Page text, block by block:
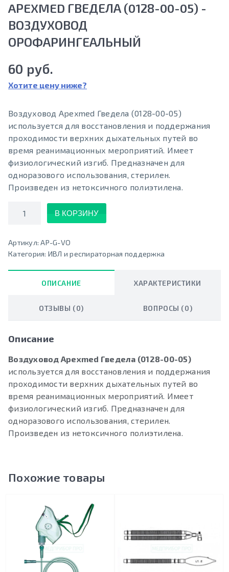
APEXMED ГВЕДЕЛА (0128-00-05) -
ВОЗДУХОВОД
ОРОФАРИНГЕАЛЬНЫЙ
60 руб.
Хотите цену ниже?
Воздуховод Apexmed Гведела (0128-00-05)
используется для восстановления и поддержания
проходимости верхних дыхательных путей во
время реанимационных мероприятий. Имеет
физиологический изгиб. Предназначен для
одноразового использования, стерилен.
Произведен из нетоксичного полиэтилена.
Количество
В КОРЗИНУ
Артикул:AP-G-VO
Категория: ИВЛ и респираторная поддержка
ОПИСАНИЕ ХАРАКТЕРИСТИКИ
ОТЗЫВЫ (0) ВОПРОСЫ (0)
Описание
Воздуховод Apexmed Гведела (0128-00-05)
используется для восстановления и поддержания
проходимости верхних дыхательных путей во
время реанимационных мероприятий. Имеет
физиологический изгиб. Предназначен для
одноразового использования, стерилен.
Произведен из нетоксичного полиэтилена.
Похожие товары